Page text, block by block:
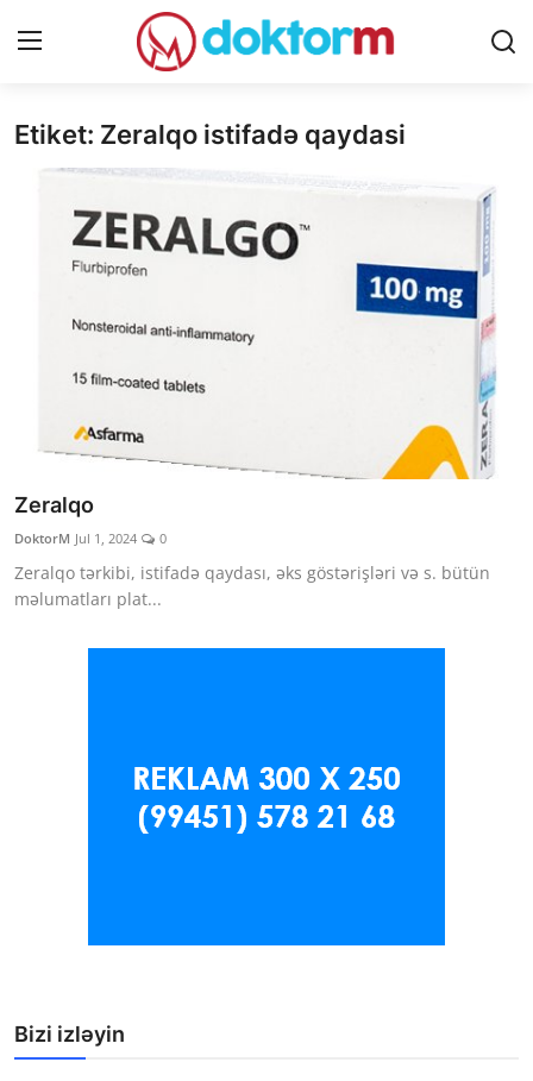
Giriş Qeydiyyat
Dərmanlar
Yazılar
Sorğular
Klinikalar
Etiket: Zeralqo istifadə qaydasi
Zeralqo
DoktorM Jul 1, 2024 0
Zeralqo tərkibi, istifadə qaydası, əks göstərişləri və s. bütün
məlumatları plat...
Bizi izləyin